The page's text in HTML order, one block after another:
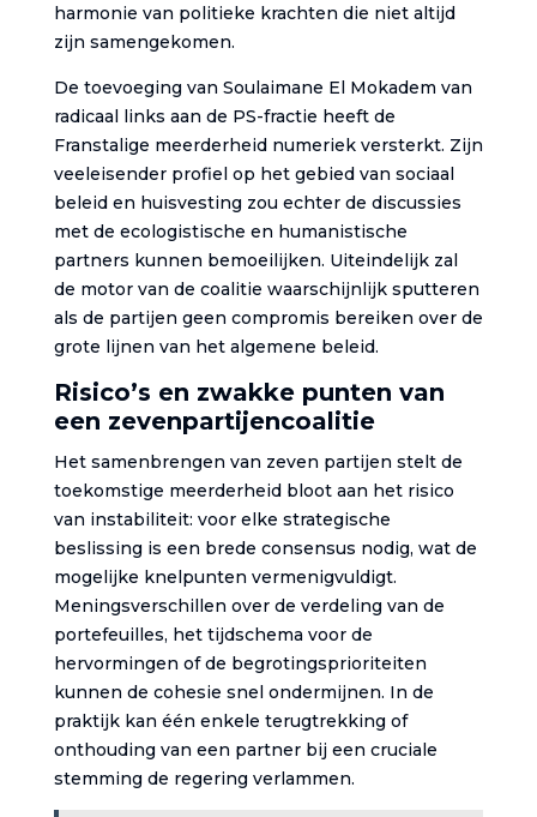
harmonie van politieke krachten die niet altijd
zijn samengekomen.
De toevoeging van Soulaimane El Mokadem van
radicaal links aan de PS-fractie heeft de
Franstalige meerderheid numeriek versterkt. Zijn
veeleisender profiel op het gebied van sociaal
beleid en huisvesting zou echter de discussies
met de ecologistische en humanistische
partners kunnen bemoeilijken. Uiteindelijk zal
de motor van de coalitie waarschijnlijk sputteren
als de partijen geen compromis bereiken over de
grote lijnen van het algemene beleid.
Risico’s en zwakke punten van
een zevenpartijencoalitie
Het samenbrengen van zeven partijen stelt de
toekomstige meerderheid bloot aan het risico
van instabiliteit: voor elke strategische
beslissing is een brede consensus nodig, wat de
mogelijke knelpunten vermenigvuldigt.
Meningsverschillen over de verdeling van de
portefeuilles, het tijdschema voor de
hervormingen of de begrotingsprioriteiten
kunnen de cohesie snel ondermijnen. In de
praktijk kan één enkele terugtrekking of
onthouding van een partner bij een cruciale
stemming de regering verlammen.